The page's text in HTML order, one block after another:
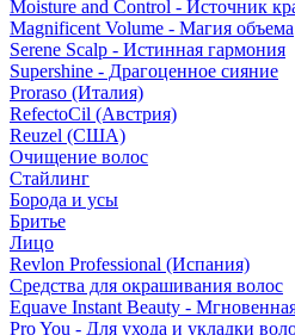
Moisture and Control - Источник
Magnificent Volume - Магия объема
Serene Scalp - Истинная гармония
Supershine - Драгоценное сияние
Proraso (Италия)
RefectoCil (Австрия)
Reuzel (США)
Очищение волос
Стайлинг
Борода и усы
Бритье
Лицо
Revlon Professional (Испания)
Средства для окрашивания волос
Equave Instant Beauty -
Pro You - Для ухода и укладки